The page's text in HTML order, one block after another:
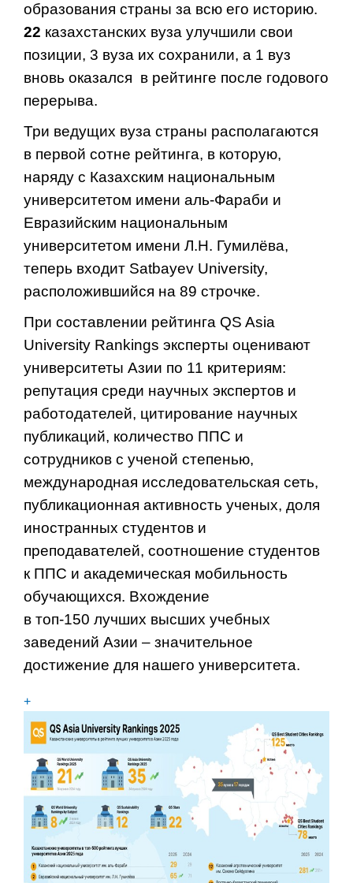
образования страны за всю его историю.
22 казахстанских вуза улучшили свои
позиции, 3 вуза их сохранили, а 1 вуз
вновь оказался в рейтинге после годового
перерыва.
Три ведущих вуза страны располагаются
в первой сотне рейтинга, в которую,
наряду с Казахским национальным
университетом имени аль-Фараби и
Евразийским национальным
университетом имени Л.Н. Гумилёва,
теперь входит Satbayev University,
расположившийся на 89 строчке.
При составлении рейтинга QS Asia
University Rankings эксперты оценивают
университеты Азии по 11 критериям:
репутация среди научных экспертов и
работодателей, цитирование научных
публикаций, количество ППС и
сотрудников с ученой степенью,
международная исследовательская сеть,
публикационная активность ученых, доля
иностранных студентов и
преподавателей, соотношение студентов
к ППС и академическая мобильность
обучающихся. Вхождение
в топ-150 лучших высших учебных
заведений Азии – значительное
достижение для нашего университета.
+